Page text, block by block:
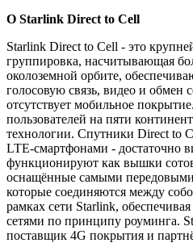
О Starlink Direct to Cell
Starlink Direct to Cell - это
группировка, насчитывающая
околоземной орбите,
голосовую связь, видео и обмен
отсутствует мобильное
пользователей на пяти
технологии. Спутники Direct to
LTE-смартфонами - достаточно
функционируют как вышки
оснащённые самыми
которые соединяются между
рамках сети Starlink,
сетями по принципу роуминга.
поставщик 4G покрытия и